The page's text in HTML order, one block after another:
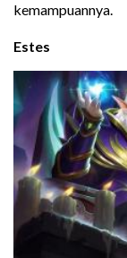
kemampuannya.
Estes